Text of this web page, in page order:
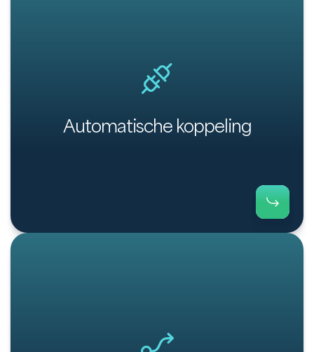
Automatische koppeling
Automatische en eenvoudige koppeling tussen